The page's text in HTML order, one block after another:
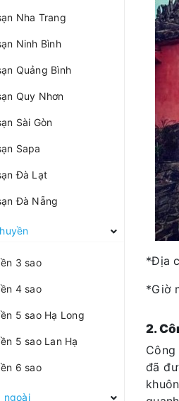
Nha Trang
Ninh Bình
Quảng Bình
Quy Nhơn
Sài Gòn
Sapa
Đà Lạt
Đà Nẵng
3 sao
4 sao
5 sao Hạ Long
5 sao Lan Hạ
6 sao
ngoài
*Địa
*Giờ
2.
đã